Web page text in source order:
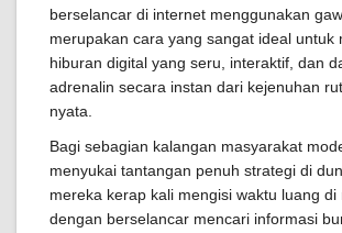
berselancar di internet menggunakan
merupakan cara yang sangat ideal untuk
hiburan digital yang seru, interaktif, dan
adrenalin secara instan dari kejenuhan
nyata.
Bagi sebagian kalangan masyarakat
menyukai tantangan penuh strategi di
mereka kerap kali mengisi waktu luang di
dengan berselancar mencari informasi